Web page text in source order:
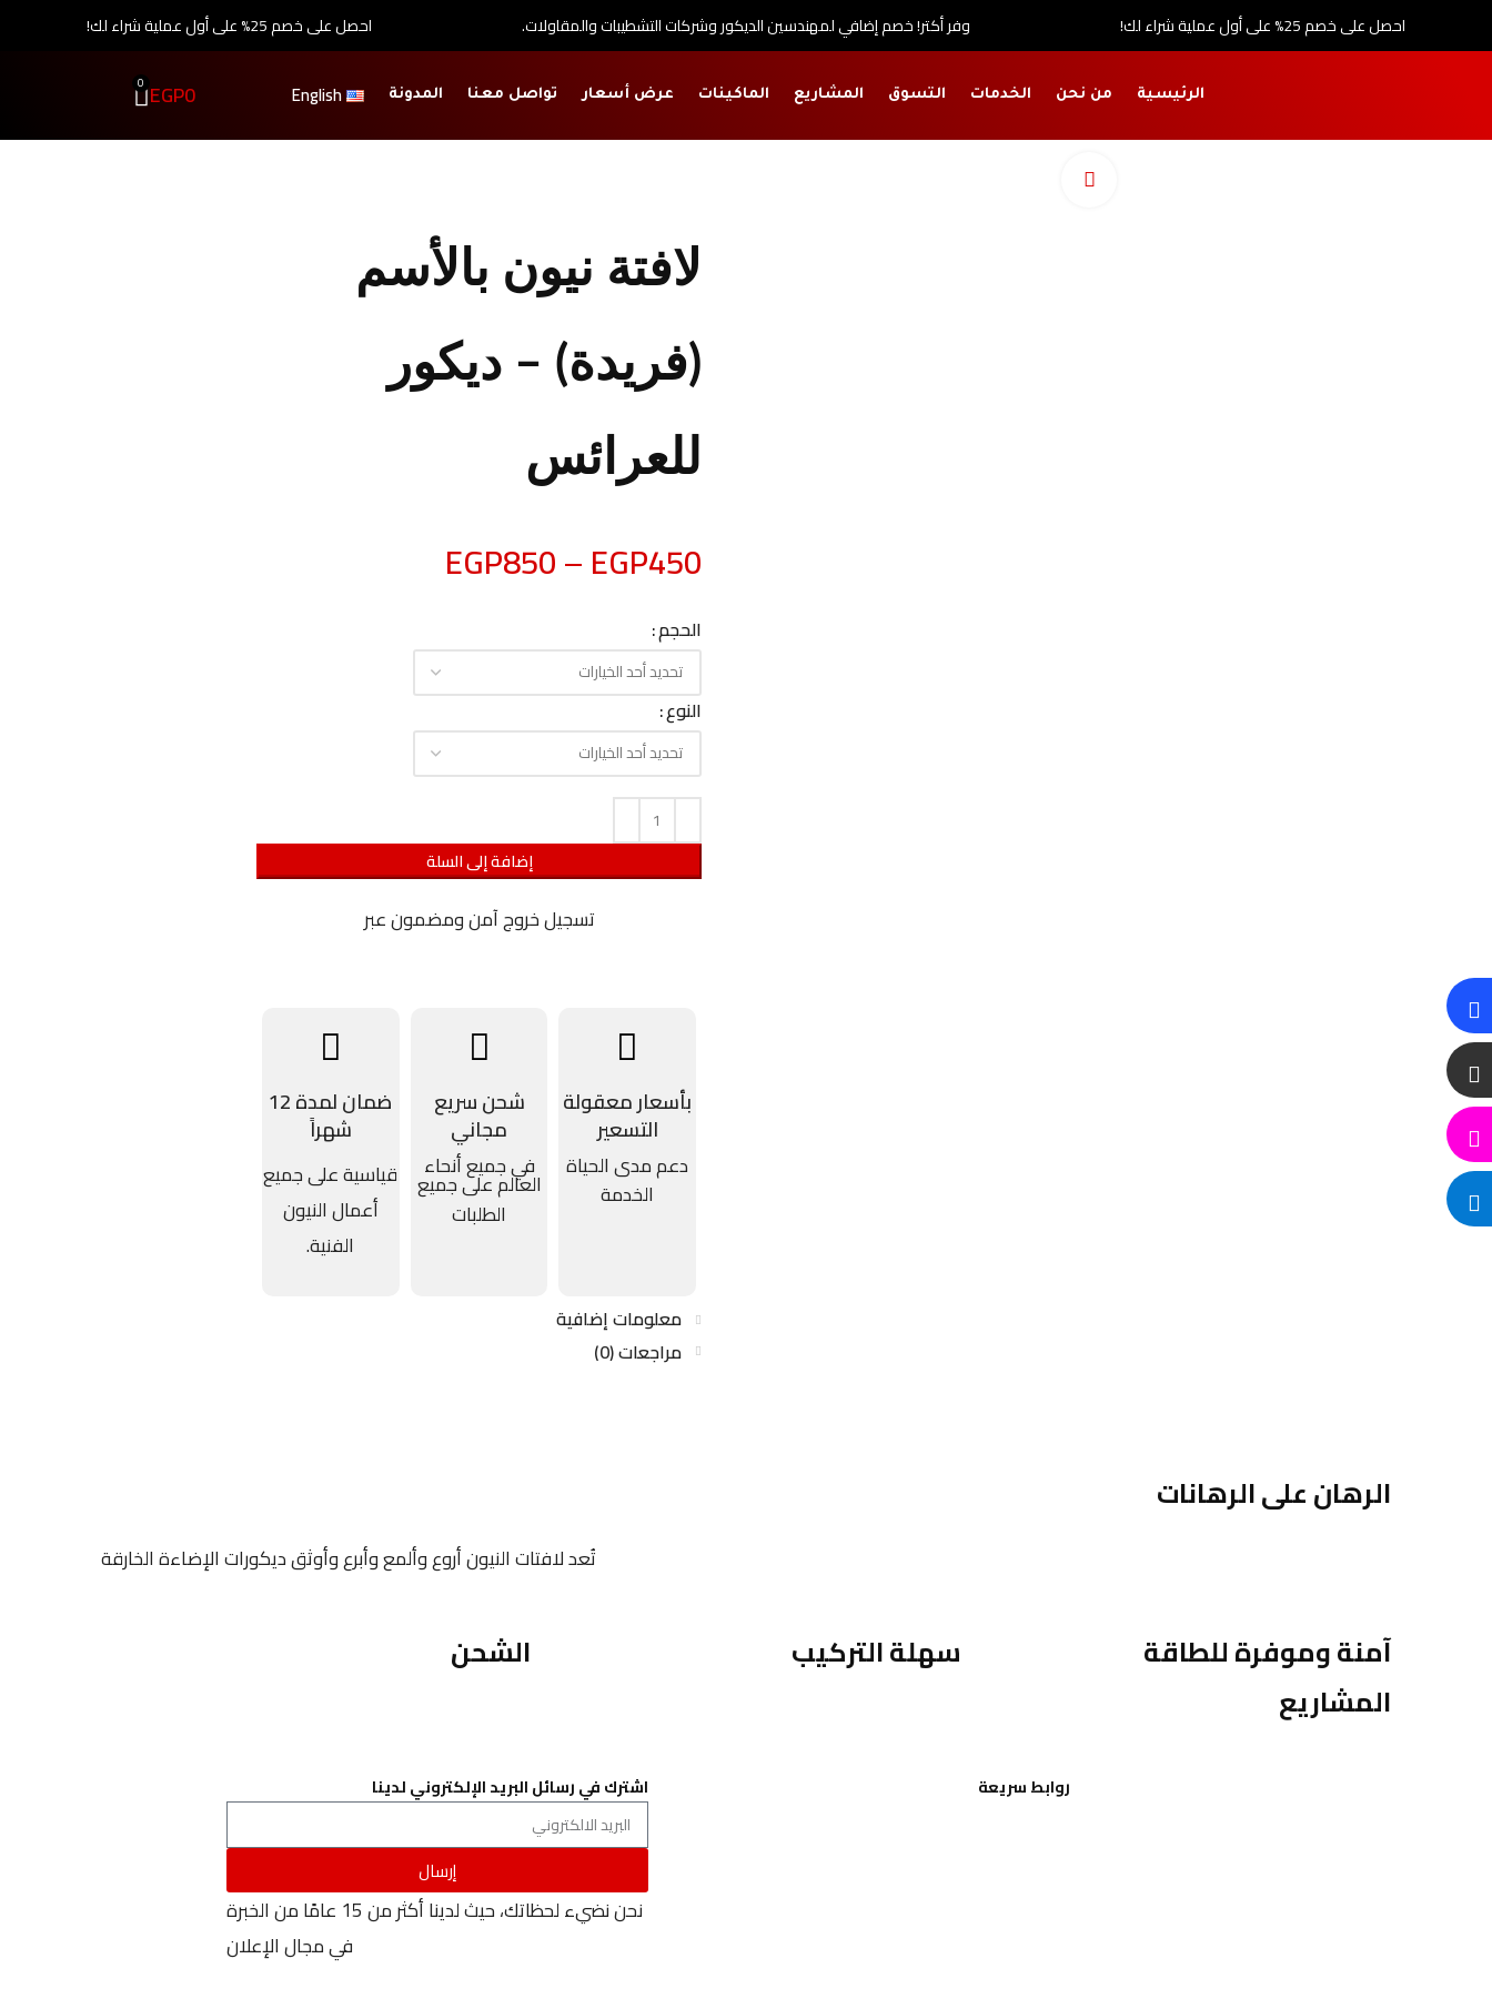
احصل على خصم 25% على أول عملية شراء لك! وفر أكتر! خصم إضافي لمهندسين الديكور وشركات التشطيبات والمقاولات. احصل على خصم 25% على أول عملية شراء لك!
الرئيسية من نحن الخدمات التسوق المشاريع الماكينات عرض أسعار تواصل معنا المدونة English
EGP0
0
لافتة نيون بالأسم
(فريدة) – ديكور
للعرائس
EGP450
–
EGP850
الحجم
النوع
إضافة إلى السلة
تسجيل خروج آمن ومضمون عبر
بأسعار معقولة
التسعير
دعم مدى الحياة
الخدمة
شحن سريع
مجاني
في جميع أنحاء
العالم على جميع
الطلبات
ضمان لمدة 12
شهراً
قياسية على جميع
أعمال النيون
الفنية.
معلومات إضافية
مراجعات (0)
الرهان على الرهانات
تُعد لافتات النيون أروع وألمع وأبرع وأوثق ديكورات الإضاءة الخارقة
آمنة وموفرة للطاقة سهلة التركيب
الشحن
المشاريع
روابط سريعة
اشترك في رسائل البريد الإلكتروني لدينا
إرسال
نحن نضيء لحظاتك، حيث لدينا أكثر من 15 عامًا من الخبرة
في مجال الإعلان